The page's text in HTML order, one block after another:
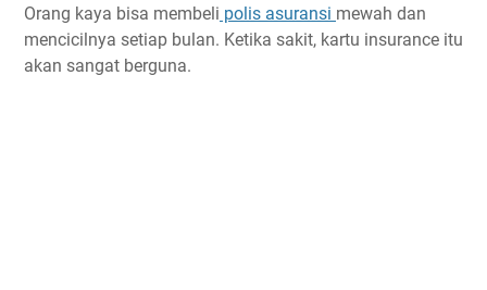
Orang kaya bisa membeli polis asuransi mewah dan
mencicilnya setiap bulan. Ketika sakit, kartu insurance itu
akan sangat berguna.